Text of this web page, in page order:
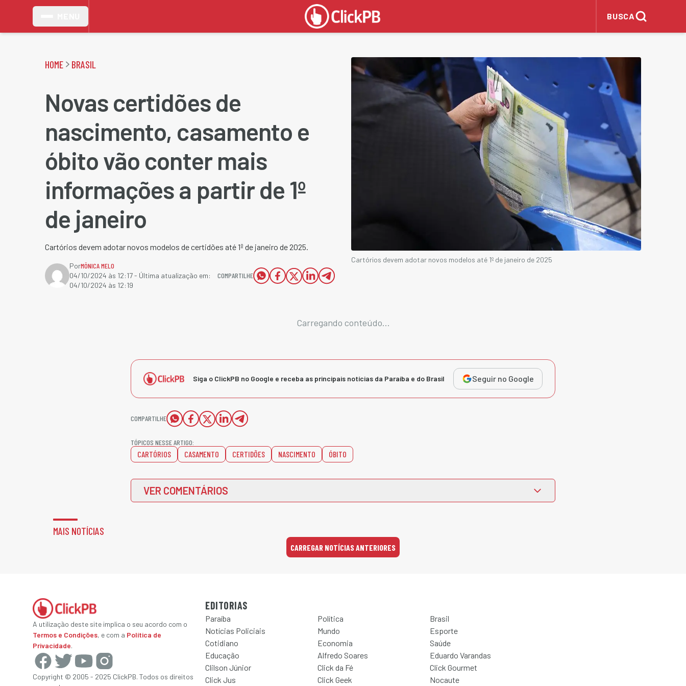
BUSCA
HOME BRASIL
Novas certidões de
nascimento, casamento e
óbito vão conter mais
informações a partir de 1º
de janeiro
Cartórios devem adotar novos modelos de certidões até 1º de janeiro de 2025.
PorMÔNICA MELO
04/10/2024 às 12:17- Última atualização em:
04/10/2024 às 12:19
COMPARTILHE
Cartórios devem adotar novos modelos até 1º de janeiro de 2025
Carregando conteúdo...
Siga o ClickPB no Google e receba as principais notícias da Paraíba e do Brasil Seguir no Google
COMPARTILHE
TÓPICOS NESSE ARTIGO:
CARTÓRIOS CASAMENTO CERTIDÕES NASCIMENTO ÓBITO
VER COMENTÁRIOS
MAIS NOTÍCIAS
CARREGAR NOTÍCIAS ANTERIORES
A utilização deste site implica o seu acordo com o
Termos e Condições, e com a Política de
Privacidade.
Copyright © 2005 - 2025 ClickPB. Todos os direitos
EDITORIAS
Paraíba Política
Brasil
Notícias Policiais
Mundo
Esporte
Cotidiano
Economia
Saúde
Educação
Alfredo Soares
Eduardo Varandas
Clilson Júnior
Click da Fé
Click Gourmet
Click Jus
Click Geek Nocaute